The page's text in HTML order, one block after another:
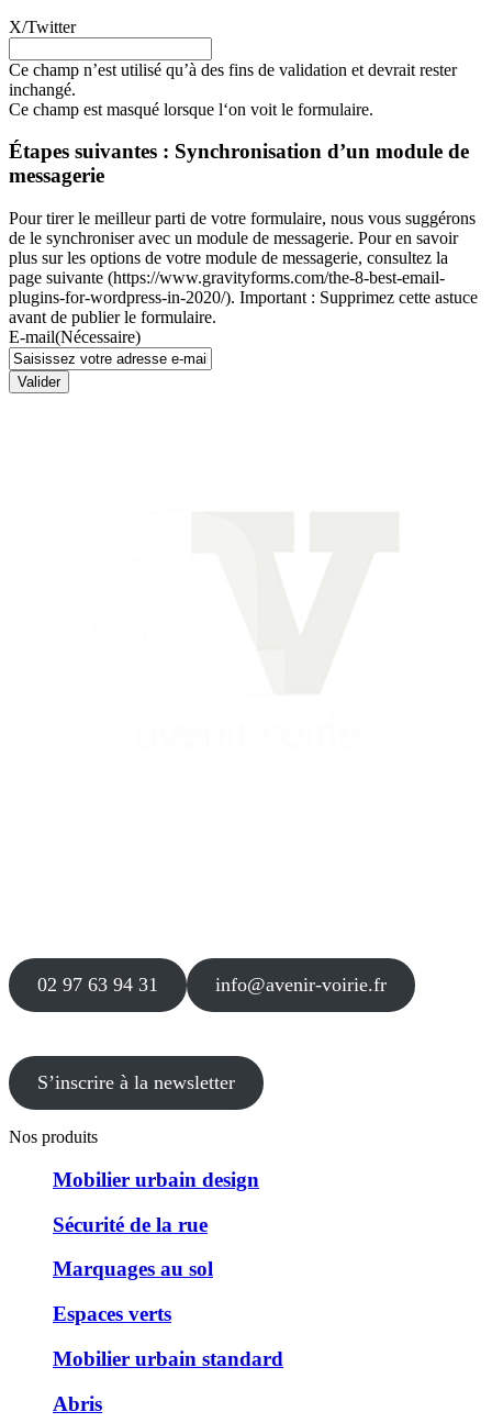
X/Twitter
Ce champ n’est utilisé qu’à des fins de validation et devrait rester
inchangé.
Ce champ est masqué lorsque l‘on voit le formulaire.
Étapes suivantes : Synchronisation d’un module de
messagerie
Pour tirer le meilleur parti de votre formulaire, nous vous suggérons
de le synchroniser avec un module de messagerie. Pour en savoir
plus sur les options de votre module de messagerie, consultez la
page suivante (https://www.gravityforms.com/the-8-best-email-
plugins-for-wordpress-in-2020/). Important : Supprimez cette astuce
avant de publier le formulaire.
E-mail(Nécessaire)
Valider
02 97 63 94 31 info@avenir-voirie.fr
S’inscrire à la newsletter
Nos produits
Mobilier urbain design
Sécurité de la rue
Marquages au sol
Espaces verts
Mobilier urbain standard
Abris